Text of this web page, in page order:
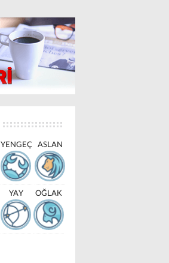
YENGEÇ ASLAN
YAY OĞLAK